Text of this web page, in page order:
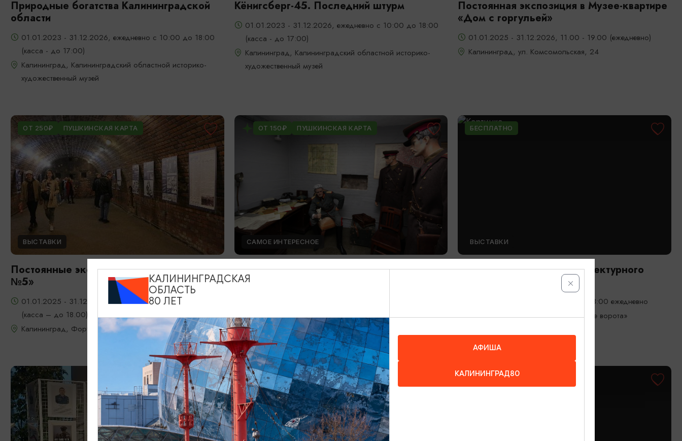
Природные богатства Калининградской
области
01.01.2023 - 31.12.2026, ежедневно с 10:00 до 18:00
(касса - до 17:00)
Калининград, Калининградский областной историко-
художественный музей
Кёнигсберг-45. Последний штурм
01.01.2023 - 31.12.2026, ежедневно с 10:00 до 18:00
(касса - до 17:00)
Калининград, Калининградский областной историко-
художественный музей
Постоянная экспозиция в Музее-квартире
«Дом с горгульей»
01.01.2025 - 31.12.2026, 11.00 - 19.00 (ежедневно)
Калининград, ул. Комсомольская, 24
ОТ 250₽ ПУШКИНСКАЯ КАРТА
ВЫСТАВКИ
Постоянные экспозиции в Музее «ФОРТ
№5»
01.01.2025 - 31.12.2026, ежедневно с 10.00 до 19.00
(касса – до 18.00)
Калининград, Форт № 5
ОТ 150₽ ПУШКИНСКАЯ КАРТА
САМОЕ ИНТЕРЕСНОЕ
Постоянные экспозиции в Музее
«Бункер»
(касса – до 18.00).
Калининград, Музей «Бункер»
БЕСПЛАТНО
ВЫСТАВКИ
Кирпичи и фрагменты архитектурного
декора в коллекции музея
01.01.2025 - 31.12.2026, 10:00 - 18:00 ежедневно
Калининград, Музей «Фридландские ворота»
ОТ 100₽ ПУШКИНСКАЯ КАРТА ОТ 300₽
КАЛИНИНГРАДСКАЯ
ОБЛАСТЬ
80 ЛЕТ
АФИША
КАЛИНИНГРАД80